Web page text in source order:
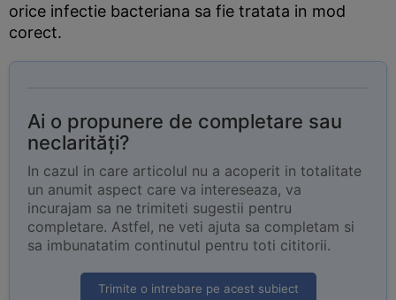
orice infectie bacteriana sa fie tratata in mod
corect.
Ai o propunere de completare sau
neclarități?
In cazul in care articolul nu a acoperit in totalitate
un anumit aspect care va intereseaza, va
incurajam sa ne trimiteti sugestii pentru
completare. Astfel, ne veti ajuta sa completam si
sa imbunatatim continutul pentru toti cititorii.
Trimite o intrebare pe acest subiect